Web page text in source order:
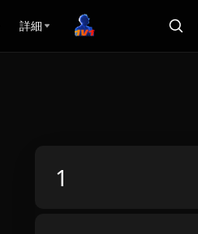
詳細